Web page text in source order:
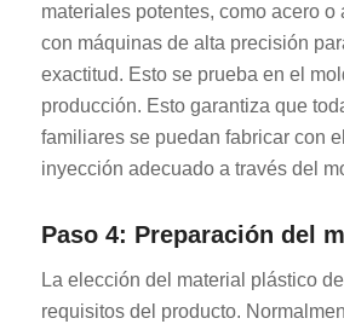
materiales potentes, como acero o
con máquinas de alta precisión
exactitud. Esto se prueba en el
producción. Esto garantiza que
familiares se puedan fabricar con
inyección adecuado a través del
Paso 4: Preparación del
La elección del material plástico
requisitos del producto.